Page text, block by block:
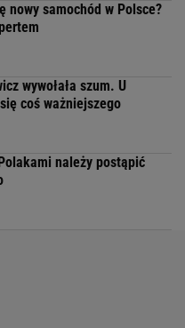
nowy samochód w Polsce?
wywołała szum. U
coś ważniejszego
należy postąpić